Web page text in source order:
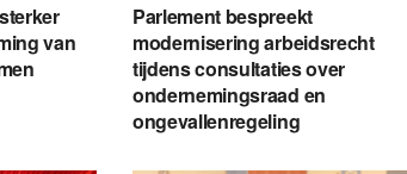
van
Parlement bespreekt
modernisering arbeidsrecht
tijdens consultaties over
ondernemingsraad en
ongevallenregeling